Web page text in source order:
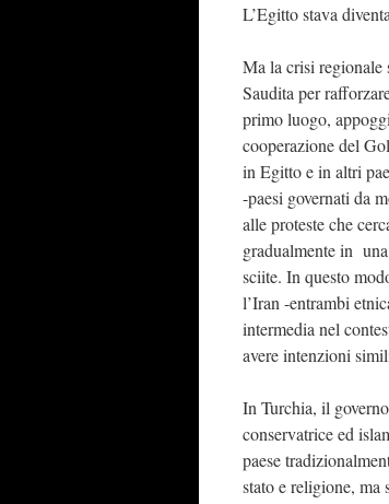
L’Egitto stava
Ma la crisi regionale
Saudita per
primo luogo,
cooperazione del
in Egitto e in altri
-paesi governati da
alle proteste che
gradualmente in
sciite. In questo
l’Iran -entrambi
intermedia nel
avere intenzioni
In Turchia, il
conservatrice ed
paese
stato e religione, ma